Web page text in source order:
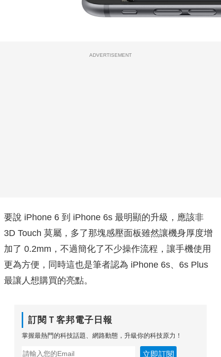
ADVERTISEMENT
要說 iPhone 6 到 iPhone 6s 最明顯的升級，應該非
3D Touch 莫屬，多了那塊感壓面板雖然讓機身厚度增
加了 0.2mm，不過簡化了不少操作流程，讓手機使用
更為方便，同時這也是筆者認為 iPhone 6s、6s Plus
最讓人想購買的亮點。
訂閱Ｔ客邦電子日報
掌握最熱門的科技話題、網路動態，升級你的科技原力！
立即訂閱